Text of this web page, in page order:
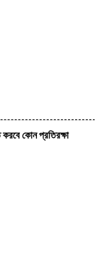
কোন প্রতিরক্ষা